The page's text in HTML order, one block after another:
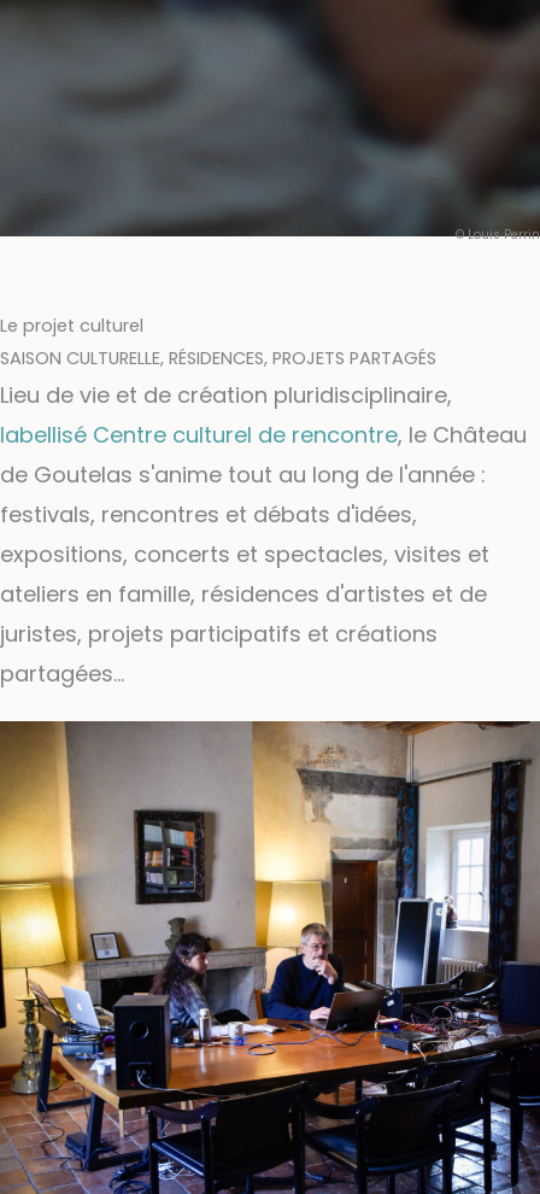
© Louis Perrin
Le projet culturel
SAISON CULTURELLE, RÉSIDENCES, PROJETS PARTAGÉS
Lieu de vie et de création pluridisciplinaire,
labellisé Centre culturel de rencontre, le Château
de Goutelas s'anime tout au long de l'année :
festivals, rencontres et débats d'idées,
expositions, concerts et spectacles, visites et
ateliers en famille, résidences d'artistes et de
juristes, projets participatifs et créations
partagées...